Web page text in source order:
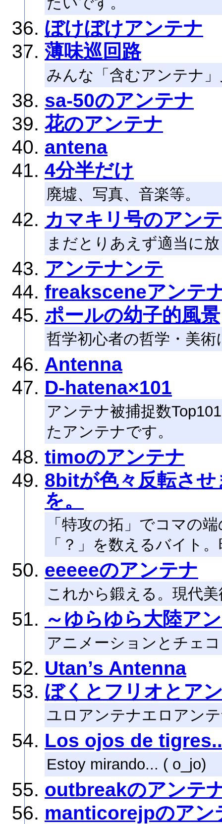
ぼけぼけアンテナ
薄味巡回路
みんな「含むアンテナ
sa-50のアンテナ
花のアンテナ
antena
4分半だけ
廃墟、写真、音楽等。
カマキリ号のアン
まだとりあえず適当に
アンテナンテ
freaksceneアンテ
ポールの幼子的風景
哲学初心者の哲学・美
Antenna
D-hatena×101
アンテナ被捕捉数
たアンテナです。
timoのアンテナ
8bitが色々反転さ
を。
「特攻の拓」でコマの
「？」を数えるバイト
eeeeeのアンテナ
これから鍛える。現代美
～ゆらゆら大陸ア
アニメーションとチェ
Utan’s Antenna
ぼくとフリオとア
ユロアンテナエロアン
Los ojos de
Estoy mirando... ( o_jo)
outbreakのアンテ
manticorejpのアン